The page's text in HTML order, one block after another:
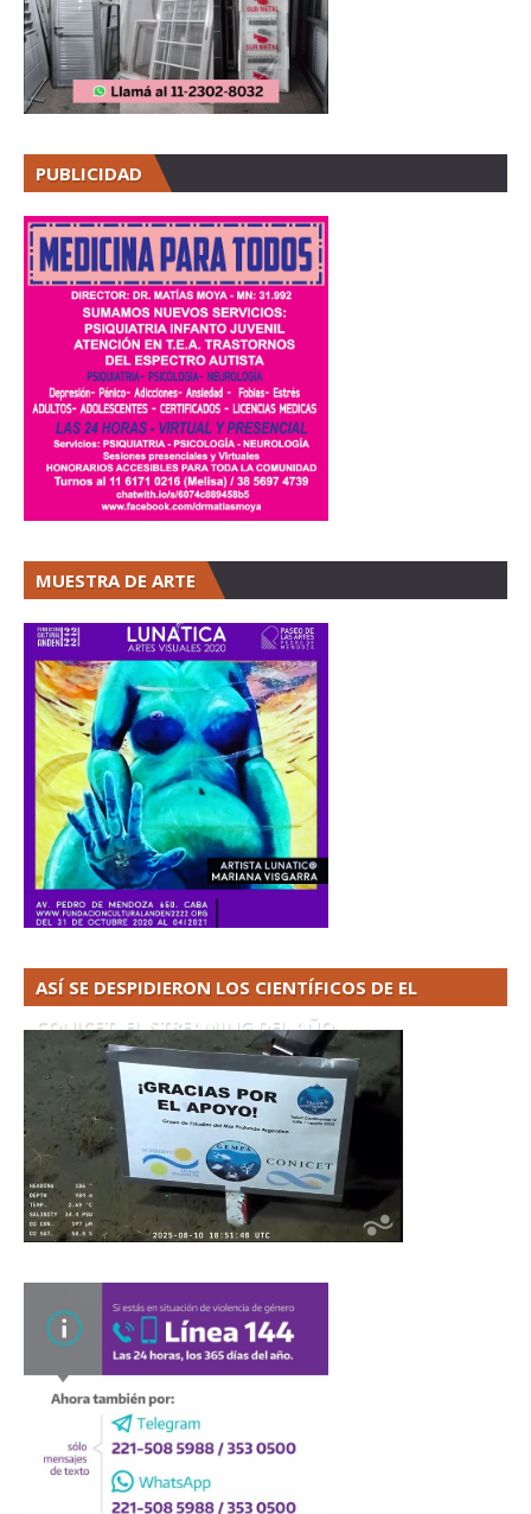
PUBLICIDAD
MUESTRA DE ARTE
ASÍ SE DESPIDIERON LOS CIENTÍFICOS DE EL
CONICET. EL STREAMING DEL AÑO